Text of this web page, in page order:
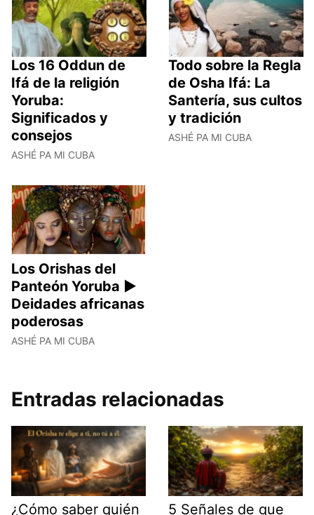
Los 16 Oddun de
Ifá de la religión
Yoruba:
Significados y
consejos
ASHÉ PA MI CUBA
Todo sobre la Regla
de Osha Ifá: La
Santería, sus cultos
y tradición
ASHÉ PA MI CUBA
Los Orishas del
Panteón Yoruba ►
Deidades africanas
poderosas
ASHÉ PA MI CUBA
Entradas relacionadas
¿Cómo saber quién
5 Señales de que